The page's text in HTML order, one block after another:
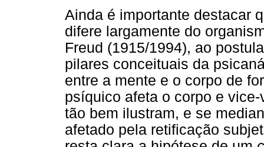
Ainda é importante destacar
difere largamente do
Freud (1915/1994), ao
pilares conceituais da
entre a mente e o corpo de
psíquico afeta o corpo e
tão bem ilustram, e se
afetado pela retificação